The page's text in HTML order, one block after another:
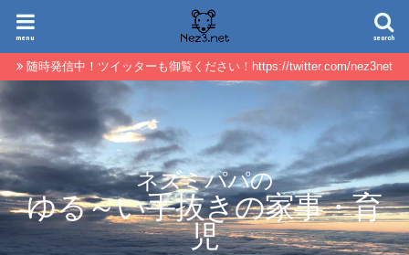
search
menu
随時発信中！ツイッターも御覧ください！https://twitter.com/nez3net
ネズミパパの
ゆる～い手抜きの家事・育
児